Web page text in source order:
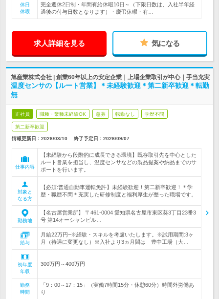
休日
休暇
完全週休2日制・年間有給休暇10日～（下限日数は、入社半年経
過後の付与日数となります）・慶弔休暇・有…
求人詳細を見る 気になる
旭産業株式会社 | 創業60年以上の安定企業｜上場企業取引が中心｜手当充実
温度センサの【ルート営業】＊未経験歓迎＊第二新卒歓迎＊転勤
無
正社員 職種・業種未経験OK 急募 転勤なし 学歴不問
第二新卒歓迎
情報更新日：2026/03/10 終了予定日： 2026/09/07
仕事内容
【未経験から段階的に成長できる環境】既存取引先を中心とした
ルート営業を担当し、温度センサなどの製品提案や納品までのサ
ポートを行います。
対象と
なる方
【必須:普通自動車運転免許】未経験歓迎！第二新卒歓迎！＊学
歴・職歴不問＊充実した研修制度と福利厚生が整った職場です。
勤務地
【名古屋営業所】 〒461-0004 愛知県名古屋市東区葵3丁目23番3
号 第14オーシャンビル…
給与
月給22万円~※経験・スキルを考慮いたします。※試用期間:3ヶ
月（待遇に変更なし）※入社より3ヵ月間は 豊中工場（大…
初年度
年収
300万円～400万円
勤務
時間
「9：00～17：15」（実働7時間15分・休憩60分）時間外労働あ
り